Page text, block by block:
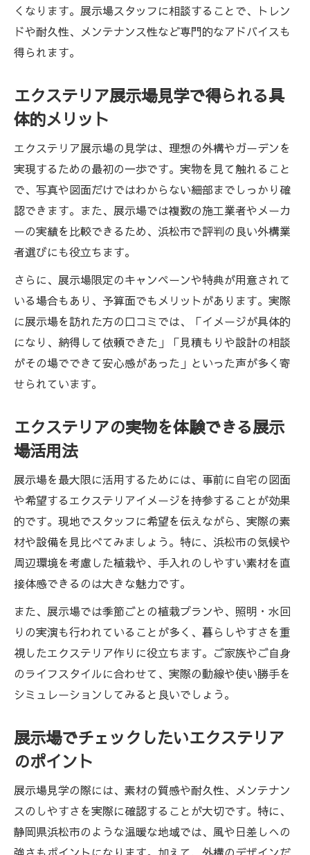
くなります。展示場スタッフに相談することで、トレン
ドや耐久性、メンテナンス性など専門的なアドバイスも
得られます。
エクステリア展示場見学で得られる具
体的メリット
エクステリア展示場の見学は、理想の外構やガーデンを
実現するための最初の一歩です。実物を見て触れること
で、写真や図面だけではわからない細部までしっかり確
認できます。また、展示場では複数の施工業者やメーカ
ーの実績を比較できるため、浜松市で評判の良い外構業
者選びにも役立ちます。
さらに、展示場限定のキャンペーンや特典が用意されて
いる場合もあり、予算面でもメリットがあります。実際
に展示場を訪れた方の口コミでは、「イメージが具体的
になり、納得して依頼できた」「見積もりや設計の相談
がその場でできて安心感があった」といった声が多く寄
せられています。
エクステリアの実物を体験できる展示
場活用法
展示場を最大限に活用するためには、事前に自宅の図面
や希望するエクステリアイメージを持参することが効果
的です。現地でスタッフに希望を伝えながら、実際の素
材や設備を見比べてみましょう。特に、浜松市の気候や
周辺環境を考慮した植栽や、手入れのしやすい素材を直
接体感できるのは大きな魅力です。
また、展示場では季節ごとの植栽プランや、照明・水回
りの実演も行われていることが多く、暮らしやすさを重
視したエクステリア作りに役立ちます。ご家族やご自身
のライフスタイルに合わせて、実際の動線や使い勝手を
シミュレーションしてみると良いでしょう。
展示場でチェックしたいエクステリア
のポイント
展示場見学の際には、素材の質感や耐久性、メンテナン
スのしやすさを実際に確認することが大切です。特に、
静岡県浜松市のような温暖な地域では、風や日差しへの